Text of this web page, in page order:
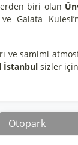
biri olan
Galata
ve samimi
İstanbulsizler
Otopark